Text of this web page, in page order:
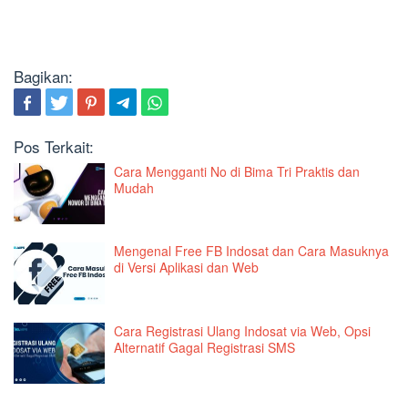
Bagikan:
Pos Terkait:
Cara Mengganti No di Bima Tri Praktis dan
Mudah
Mengenal Free FB Indosat dan Cara Masuknya
di Versi Aplikasi dan Web
Cara Registrasi Ulang Indosat via Web, Opsi
Alternatif Gagal Registrasi SMS